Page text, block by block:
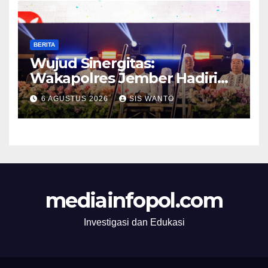
BERITA
Wujud Sinergitas:
Wakapolres Jember Hadiri
Sholawat & Doa Sambut HUT
RI ke-81
6 AGUSTUS 2026 SIS WANTO
mediainfopol.com
Investigasi dan Edukasi